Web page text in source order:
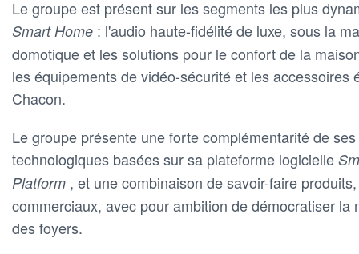
Le groupe est présent sur les segments les plus
Smart Home : l'audio haute-fidélité de luxe, sous la
domotique et les solutions pour le confort de la
les équipements de vidéo-sécurité et les accessoires
Chacon.
Le groupe présente une forte complémentarité de
technologiques basées sur sa plateforme logicielle
Platform , et une combinaison de savoir-faire
commerciaux, avec pour ambition de démocratiser la
des foyers.